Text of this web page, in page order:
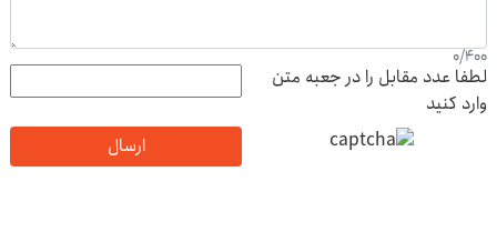
0/400
لطفا عدد مقابل را در جعبه متن
وارد کنید
ارسال